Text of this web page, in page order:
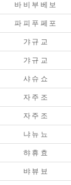
바 비 부 베 보
파 피 푸 페 포
갸 규 교
갸 규 교
샤 슈 쇼
자 주 조
자 주 조
냐 뉴 뇨
햐 휴 효
뱌 뷰 뵤